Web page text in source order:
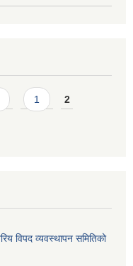
1 2
विपद व्यवस्थापन समितिको